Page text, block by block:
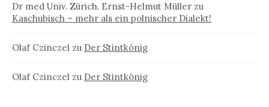
Dr med Univ. Zürich. Ernst-Helmut Müller zu
Kaschubisch – mehr als ein polnischer Dialekt!
Olaf Czinczel zu Der Stintkönig
Olaf Czinczel zu Der Stintkönig